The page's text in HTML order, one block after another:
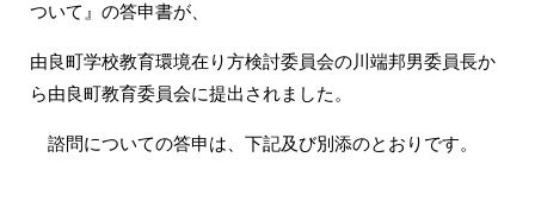
ついて』の答申書が、
由良町学校教育環境在り方検討委員会の川端邦男委員長か
ら由良町教育委員会に提出されました。
諮問についての答申は、下記及び別添のとおりです。